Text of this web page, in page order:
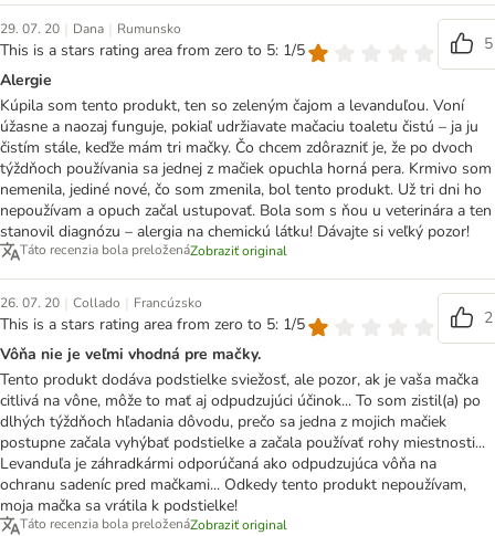
29. 07. 20 | Dana | Rumunsko
This is a stars rating area from zero to 5: 1/5
5
Alergie
Kúpila som tento produkt, ten so zeleným čajom a levanduľou. Voní
úžasne a naozaj funguje, pokiaľ udržiavate mačaciu toaletu čistú – ja ju
čistím stále, keďže mám tri mačky. Čo chcem zdôrazniť je, že po dvoch
týždňoch používania sa jednej z mačiek opuchla horná pera. Krmivo som
nemenila, jediné nové, čo som zmenila, bol tento produkt. Už tri dni ho
nepoužívam a opuch začal ustupovať. Bola som s ňou u veterinára a ten
stanovil diagnózu – alergia na chemickú látku! Dávajte si veľký pozor!
Táto recenzia bola preloženáZobraziť original
26. 07. 20 | Collado | Francúzsko
This is a stars rating area from zero to 5: 1/5
2
Vôňa nie je veľmi vhodná pre mačky.
Tento produkt dodáva podstielke sviežosť, ale pozor, ak je vaša mačka
citlivá na vône, môže to mať aj odpudzujúci účinok... To som zistil(a) po
dlhých týždňoch hľadania dôvodu, prečo sa jedna z mojich mačiek
postupne začala vyhýbať podstielke a začala používať rohy miestnosti...
Levanduľa je záhradkármi odporúčaná ako odpudzujúca vôňa na
ochranu sadeníc pred mačkami... Odkedy tento produkt nepoužívam,
moja mačka sa vrátila k podstielke!
Táto recenzia bola preloženáZobraziť original